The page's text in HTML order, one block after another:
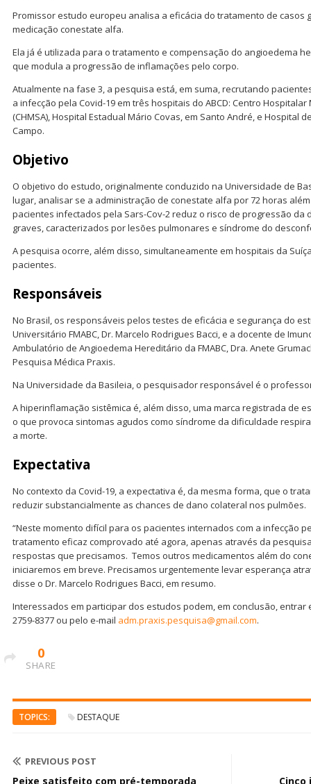
Promissor estudo europeu analisa a eficácia do tratamento de casos
medicação conestate alfa.
Ela já é utilizada para o tratamento e compensação do angioedema
que modula a progressão de inflamações pelo corpo.
Atualmente na fase 3, a pesquisa está, em suma, recrutando
a infecção pela Covid-19 em três hospitais do ABCD: Centro
(CHMSA), Hospital Estadual Mário Covas, em Santo André, e Hospital
Campo.
Objetivo
O objetivo do estudo, originalmente conduzido na Universidade de
lugar, analisar se a administração de conestate alfa por 72 horas
pacientes infectados pela Sars-Cov-2 reduz o risco de progressão da
graves, caracterizados por lesões pulmonares e síndrome do
A pesquisa ocorre, além disso, simultaneamente em hospitais da
pacientes.
Responsáveis
No Brasil, os responsáveis pelos testes de eficácia e segurança do
Universitário FMABC, Dr. Marcelo Rodrigues Bacci, e a docente de
Ambulatório de Angioedema Hereditário da FMABC, Dra. Anete
Pesquisa Médica Praxis.
Na Universidade da Basileia, o pesquisador responsável é o
A hiperinflamação sistêmica é, além disso, uma marca registrada de
o que provoca sintomas agudos como síndrome da dificuldade
a morte.
Expectativa
No contexto da Covid-19, a expectativa é, da mesma forma, que o
reduzir substancialmente as chances de dano colateral nos pulmões.
“Neste momento difícil para os pacientes internados com a infecção
tratamento eficaz comprovado até agora, apenas através da
respostas que precisamos. Temos outros medicamentos além do
iniciaremos em breve. Precisamos urgentemente levar esperança
disse o Dr. Marcelo Rodrigues Bacci, em resumo.
Interessados em participar dos estudos podem, em conclusão, entrar
2759-8377 ou pelo e-mail adm.praxis.pesquisa@gmail.com.
0
SHARE
TOPICS: DESTAQUE
PREVIOUS POST
Peixe satisfeito com pré-temporada Cinco